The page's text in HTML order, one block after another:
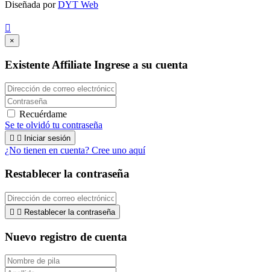
Diseñada porDYT Web

×
Existente Affiliate Ingrese a su cuenta
Recuérdame
Se te olvidó tu contraseña
  Iniciar sesión
¿No tienen en cuenta? Cree uno aquí
Restablecer la contraseña
  Restablecer la contraseña
Nuevo registro de cuenta